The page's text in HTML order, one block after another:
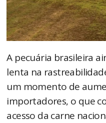
A pecuária brasileira
lenta na
um momento de
importadores, o que
acesso da carne